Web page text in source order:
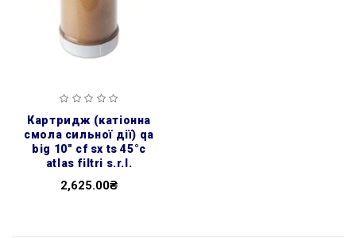
картридж (катіонна
смола сильної дії) qa
big 10″ cf sx ts 45°c
atlas filtri s.r.l.
2,625.00₴